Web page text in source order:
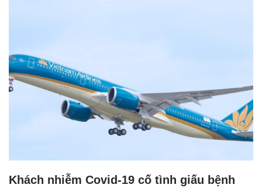
Khách nhiễm Covid-19 cố tình giấu bệnh